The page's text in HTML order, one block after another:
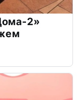
2»